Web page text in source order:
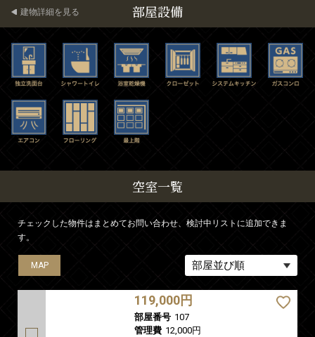
部屋設備
建物詳細を見る
空室一覧
チェックした物件はまとめてお問い合わせ、検討中リストに追加できま
す。
MAP
119,000円
部屋番号 107
管理費 12,000円
MAP
MAP
MAP
MAP
MAP
MAP
MAP
MAP
MAP
MAP
MAP
MAP
MAP
MAP
MAP
MAP
MAP
MAP
MAP
MAP
MAP
MAP
MAP
MAP
MAP
MAP
MAP
MAP